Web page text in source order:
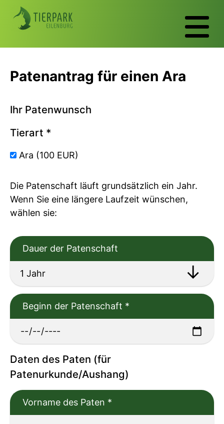
Patenantrag für einen Ara
Ihr Patenwunsch
Tierart *
Ara (100 EUR)
Die Patenschaft läuft grundsätzlich ein Jahr.
Wenn Sie eine längere Laufzeit wünschen,
wählen sie:
Dauer der Patenschaft
Beginn der Patenschaft *
Daten des Paten (für
Patenurkunde/Aushang)
Vorname des Paten *